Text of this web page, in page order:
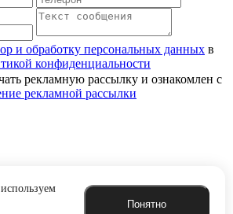
Понятно
и обработку персональных данных в
конфиденциальности
рекламную рассылку и ознакомлен с
рекламной рассылки